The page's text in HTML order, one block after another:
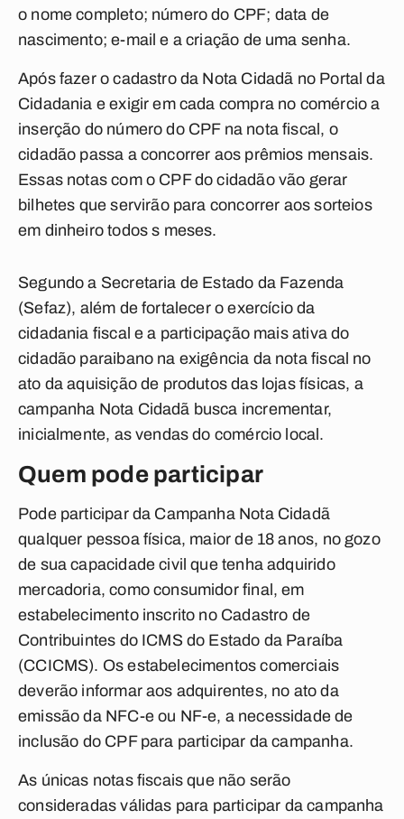
o nome completo; número do CPF; data de
nascimento; e-mail e a criação de uma senha.
Após fazer o cadastro da Nota Cidadã no Portal da
Cidadania e exigir em cada compra no comércio a
inserção do número do CPF na nota fiscal, o
cidadão passa a concorrer aos prêmios mensais.
Essas notas com o CPF do cidadão vão gerar
bilhetes que servirão para concorrer aos sorteios
em dinheiro todos s meses.
Segundo a Secretaria de Estado da Fazenda
(Sefaz), além de fortalecer o exercício da
cidadania fiscal e a participação mais ativa do
cidadão paraibano na exigência da nota fiscal no
ato da aquisição de produtos das lojas físicas, a
campanha Nota Cidadã busca incrementar,
inicialmente, as vendas do comércio local.
Quem pode participar
Pode participar da Campanha Nota Cidadã
qualquer pessoa física, maior de 18 anos, no gozo
de sua capacidade civil que tenha adquirido
mercadoria, como consumidor final, em
estabelecimento inscrito no Cadastro de
Contribuintes do ICMS do Estado da Paraíba
(CCICMS). Os estabelecimentos comerciais
deverão informar aos adquirentes, no ato da
emissão da NFC-e ou NF-e, a necessidade de
inclusão do CPF para participar da campanha.
As únicas notas fiscais que não serão
consideradas válidas para participar da campanha